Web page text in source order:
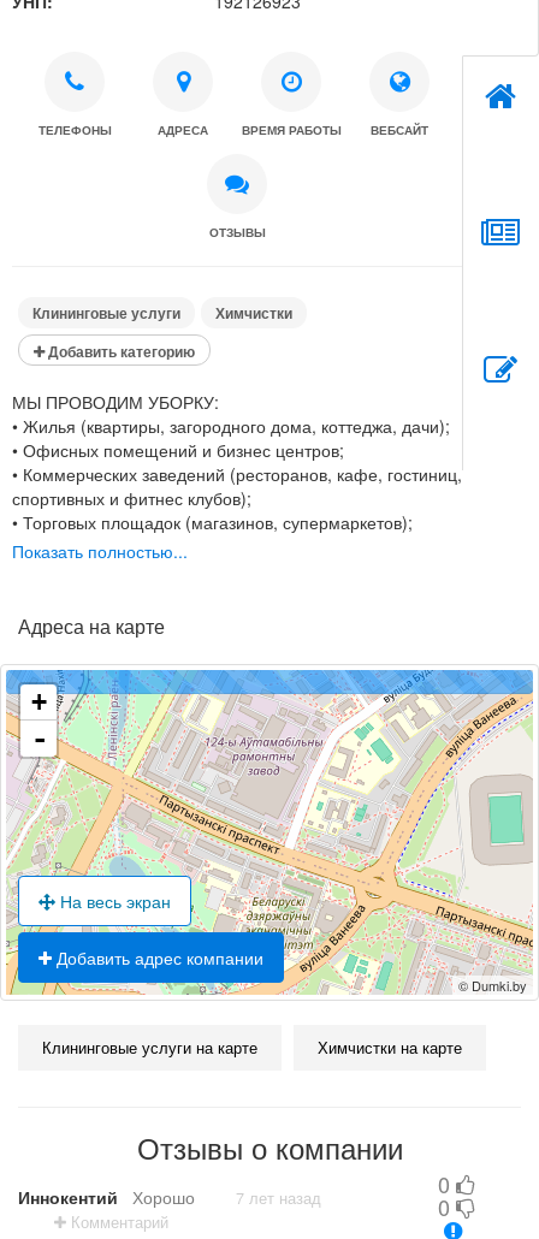
ТЕЛЕФОНЫ АДРЕСА ВРЕМЯ РАБОТЫ ВЕБСАЙТ
ОТЗЫВЫ
Клининговые услуги
Химчистки
Добавить категорию
МЫ ПРОВОДИМ УБОРКУ:
• Жилья (квартиры, загородного дома, коттеджа, дачи);
• Офисных помещений и бизнес центров;
• Коммерческих заведений (ресторанов, кафе, гостиниц,
спортивных и фитнес клубов);
• Торговых площадок (магазинов, супермаркетов);
• Складских помещений и прочего.
необходимости мы проведем генеральную уборку (в
том числе и после ремонта), оперативно соберем и
вывезем весь строительный мусор.
Показать полностью...
Адреса на карте
+
-
На весь экран
Добавить адрес компании
© Dumki.by
Клининговые услуги на карте Химчистки на карте
Отзывы о компании
Иннокентий Хорошо
7 лет назад
Комментарий
0
0